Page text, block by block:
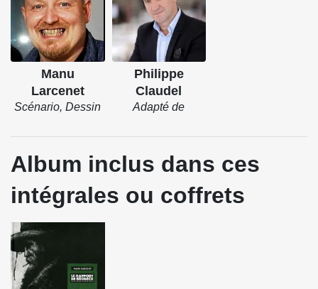
Manu
Larcenet
Scénario, Dessin
Philippe
Claudel
Adapté de
Album inclus dans ces
intégrales ou coffrets